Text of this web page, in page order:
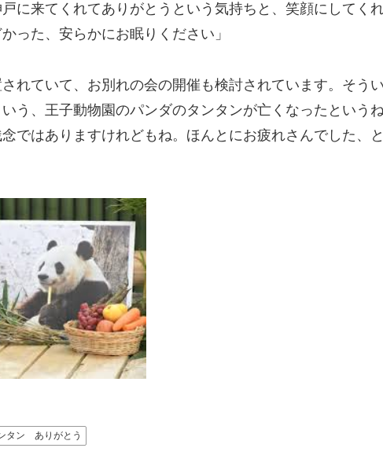
に来てくれてありがとうという気持ちと、笑顔にしてく
った、安らかにお眠りください」
れていて、お別れの会の開催も検討されています。そう
う、王子動物園のパンダのタンタンが亡くなったという
ではありますけれどもね。ほんとにお疲れさんでした、
タン ありがとう